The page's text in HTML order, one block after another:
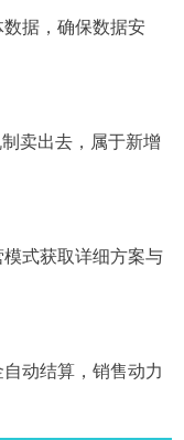
据，确保数据安
卖出去，属于新增
式获取详细方案与
动结算，销售动力